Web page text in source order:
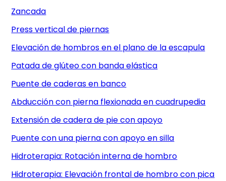
Zancada
Press vertical de piernas
Elevación de hombros en el plano de la escapula
Patada de glúteo con banda elástica
Puente de caderas en banco
Abducción con pierna flexionada en cuadrupedia
Extensión de cadera de pie con apoyo
Puente con una pierna con apoyo en silla
Hidroterapia: Rotación interna de hombro
Hidroterapia: Elevación frontal de hombro con pica